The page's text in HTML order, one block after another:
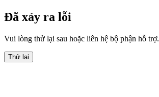
Đã xảy ra lỗi
Vui lòng thử lại sau hoặc liên hệ bộ phận hỗ trợ.
Thử lại